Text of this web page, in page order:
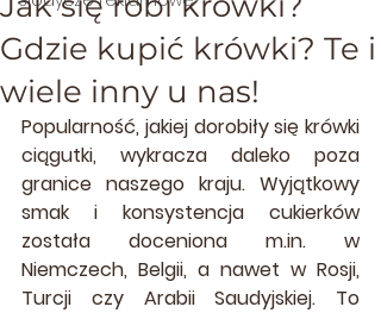
Gdzie kupić krówki? Te i
wiele inny u nas!
Popularność, jakiej dorobiły się krówki
ciągutki, wykracza daleko poza
granice naszego kraju. Wyjątkowy
smak i konsystencja cukierków
została doceniona m.in. w
Niemczech, Belgii, a nawet w Rosji,
Turcji czy Arabii Saudyjskiej. To